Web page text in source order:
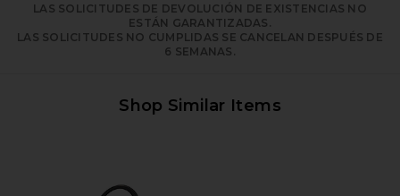
LAS SOLICITUDES DE DEVOLUCIÓN DE EXISTENCIAS NO
ESTÁN GARANTIZADAS.
LAS SOLICITUDES NO CUMPLIDAS SE CANCELAN DESPUÉS DE
6 SEMANAS.
Shop Similar Items